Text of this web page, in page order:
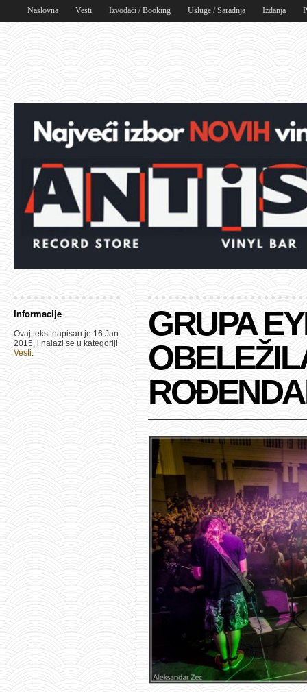
Naslovna Vesti Izvođači / Booking Usluge / Saradnja Izdanja
Informacije
Ovaj tekst napisan je 16 Jan
2015, i nalazi se u kategoriji
Vesti.
GRUPA